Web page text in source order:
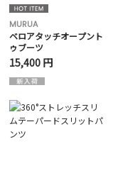
MURUA
ベロアタッチオープント
ゥブーツ
15,400 円